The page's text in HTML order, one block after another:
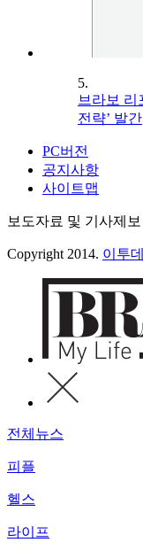
5.
브라보 리
전략’ 발간
PC버전
공지사항
사이트맵
보도자료 및 기사제보
Copyright 2014. 이투
전체뉴스
피플
헬스
라이프